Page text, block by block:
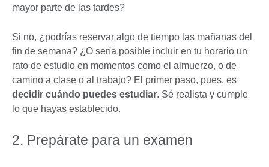
mayor parte de las tardes?
Si no, ¿podrías reservar algo de tiempo las mañanas del
fin de semana? ¿O sería posible incluir en tu horario un
rato de estudio en momentos como el almuerzo, o de
camino a clase o al trabajo? El primer paso, pues, es
decidir cuándo puedes estudiar. Sé realista y cumple
lo que hayas establecido.
2. Prepárate para un examen